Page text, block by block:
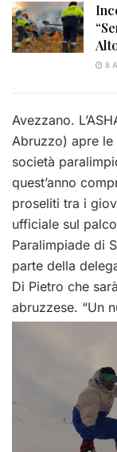
8
Avezzano.
Abruzzo) apre
società
quest’anno
proseliti tra i
ufficiale sul
Paralimpiade di
parte della
Di Pietro che
abruzzese. “Un